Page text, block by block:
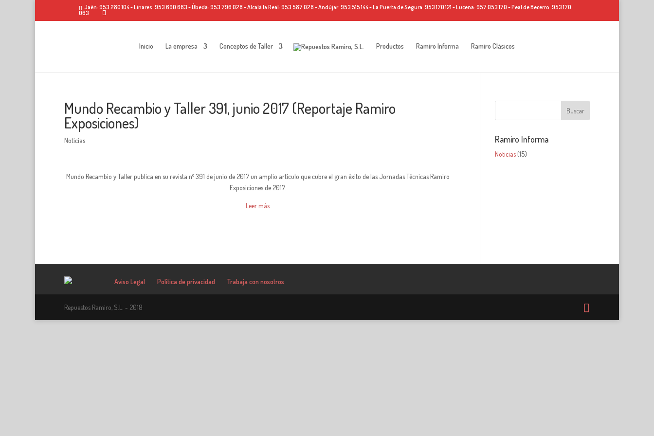
Jaén: 953 280 104 - Linares: 953 690 663 - Úbeda: 953 796 028 - Alcalá la Real: 953 587 028 - Andújar: 953 515 144 - La Puerta de Segura: 953 170 121 - Lucena: 957 053 170 - Peal de Becerro: 953 170
063
Inicio La empresa Conceptos de Taller Productos Ramiro Informa Ramiro Clásicos
Mundo Recambio y Taller 391, junio 2017 (Reportaje Ramiro
Exposiciones)
Noticias
Mundo Recambio y Taller publica en su revista nº 391 de junio de 2017 un amplio artículo que cubre el gran éxito de las Jornadas Técnicas Ramiro
Exposiciones de 2017.
Leer más
Ramiro Informa
Noticias(15)
Aviso Legal Política de privacidad Trabaja con nosotros
Repuestos Ramiro, S.L. - 2018